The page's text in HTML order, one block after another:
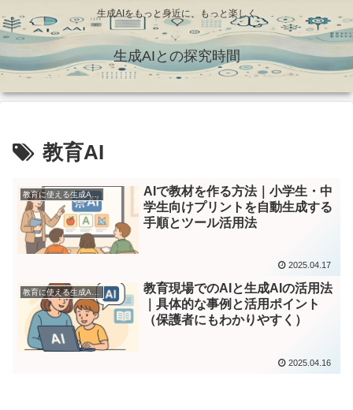
生成AIをもっと身近に、もっと楽しく
生成AIとの探究時間
教育AI
AIで教材を作る方法｜小学生・中
学生向けプリントを自動生成する
手順とツール活用法
2025.04.17
教育現場でのAIと生成AIの活用法
｜具体的な事例と活用ポイント
（保護者にもわかりやすく）
2025.04.16